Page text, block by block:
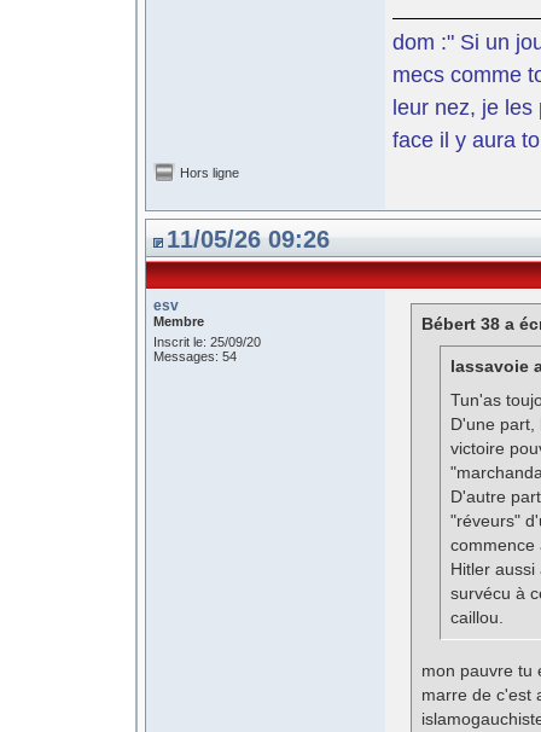
dom :" Si un
mecs comme
leur nez, je les
face il y aura
Hors ligne
11/05/26 09:26
esv
Membre
Inscrit le: 25/09/20
Messages: 54
Bébert 38 a
lassavoie
Tun'as
D'une part,
victoire
D'autre
"réveurs"
commence
Hitler
survécu à
caillou.
mon pauvre tu
marre de c'est